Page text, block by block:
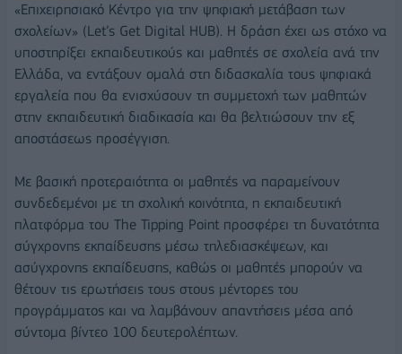
«Επιχειρησιακό Κέντρο για την ψηφιακή μετάβαση των
σχολείων» (Let’s Get Digital HUB). Η δράση έχει ως στόχο να
υποστηρίξει εκπαιδευτικούς και μαθητές σε σχολεία ανά την
Ελλάδα, να εντάξουν ομαλά στη διδασκαλία τους ψηφιακά
εργαλεία που θα ενισχύσουν τη συμμετοχή των μαθητών
στην εκπαιδευτική διαδικασία και θα βελτιώσουν την εξ
αποστάσεως προσέγγιση.
Με βασική προτεραιότητα οι μαθητές να παραμείνουν
συνδεδεμένοι με τη σχολική κοινότητα, η εκπαιδευτική
πλατφόρμα του The Tipping Point προσφέρει τη δυνατότητα
σύγχρονης εκπαίδευσης μέσω τηλεδιασκέψεων, και
ασύγχρονης εκπαίδευσης, καθώς οι μαθητές μπορούν να
θέτουν τις ερωτήσεις τους στους μέντορες του
προγράμματος και να λαμβάνουν απαντήσεις μέσα από
σύντομα βίντεο 100 δευτερολέπτων.